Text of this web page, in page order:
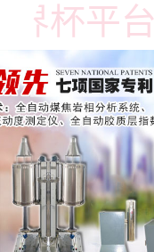
界杯平台
煤设备